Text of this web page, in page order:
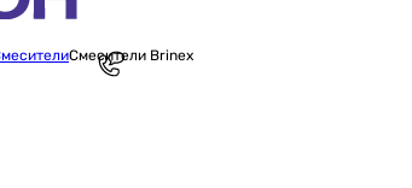
Смесители Brinex